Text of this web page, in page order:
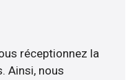
réceptionnez la
Ainsi, nous